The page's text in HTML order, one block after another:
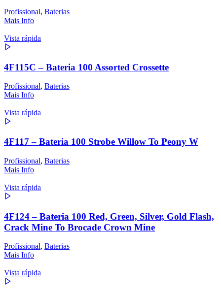
Profissional, Baterias
Mais Info
Vista rápida
4F115C – Bateria 100 Assorted Crossette
Profissional, Baterias
Mais Info
Vista rápida
4F117 – Bateria 100 Strobe Willow To Peony W
Profissional, Baterias
Mais Info
Vista rápida
4F124 – Bateria 100 Red, Green, Silver, Gold Flash,
Crack Mine To Brocade Crown Mine
Profissional, Baterias
Mais Info
Vista rápida